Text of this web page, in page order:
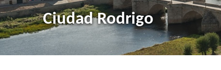
Ciudad Rodrigo